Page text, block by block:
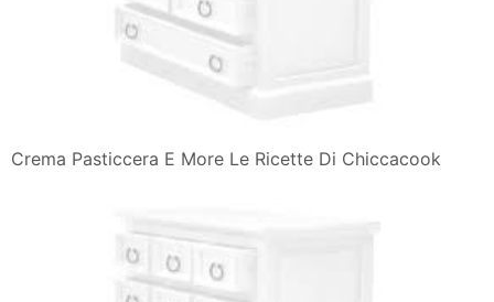
Crema Pasticcera E More Le Ricette Di Chiccacook